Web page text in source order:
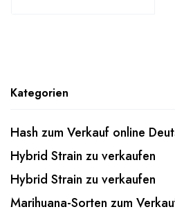
Kategorien
Hash zum Verkauf online
Hybrid Strain zu verkaufen
Hybrid Strain zu verkaufen
Marihuana-Sorten zum